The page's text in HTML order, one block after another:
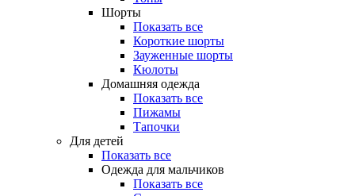
Шорты
Показать все
Короткие шорты
Зауженные шорты
Кюлоты
Домашняя одежда
Показать все
Пижамы
Тапочки
Для детей
Показать все
Одежда для мальчиков
Показать все